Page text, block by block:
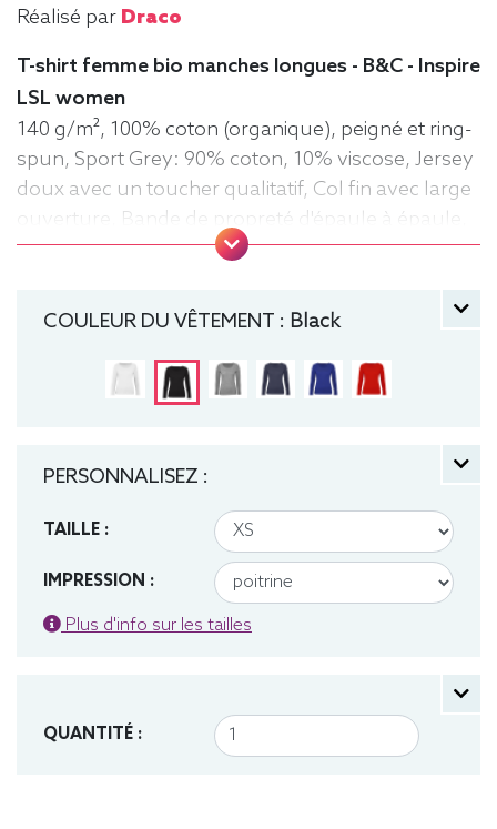
Réalisé par Draco
T-shirt femme bio manches longues - B&C - Inspire
LSL women
140 g/m², 100% coton (organique), peigné et ring-
spun, Sport Grey: 90% coton, 10% viscose, Jersey
doux avec un toucher qualitatif, Col fin avec large
ouverture, Bande de propreté d'épaule à épaule,
Coutures latérales, Lavable jusqu'à 40°C, Moyen
rond, Bio / Organic, B&C
COULEUR DU VÊTEMENT : Black
PERSONNALISEZ :
TAILLE :
IMPRESSION :
Plus d'info sur les tailles
QUANTITÉ :